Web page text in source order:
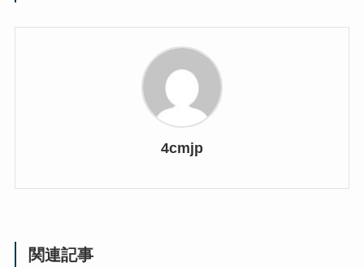
4cmjp
関連記事